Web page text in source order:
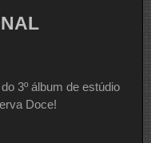
3º álbum de estúdio
Doce!